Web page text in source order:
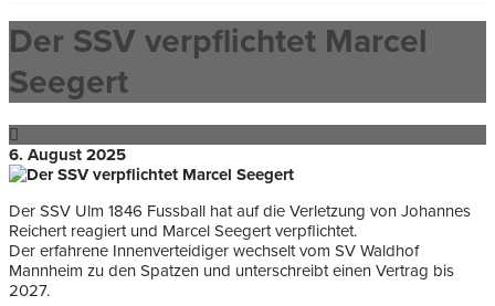
Der SSV verpflichtet Marcel
Seegert
6. August 2025
Der SSV Ulm 1846 Fussball hat auf die Verletzung von Johannes
Reichert reagiert und Marcel Seegert verpflichtet.
Der erfahrene Innenverteidiger wechselt vom SV Waldhof
Mannheim zu den Spatzen und unterschreibt einen Vertrag bis
2027.